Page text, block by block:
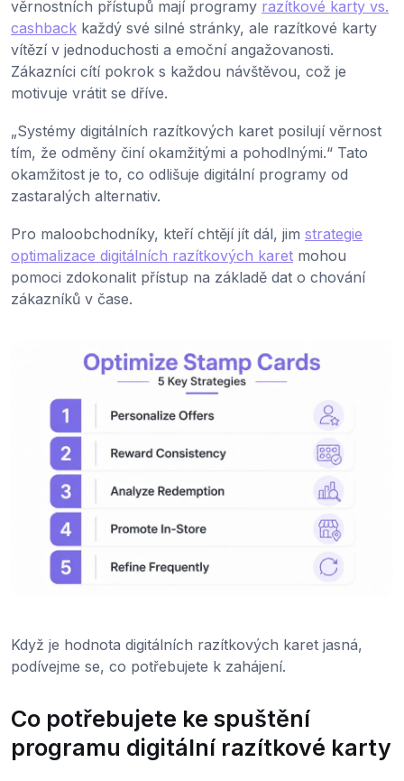
věrnostních přístupů mají programy razítkové karty vs.
cashback každý své silné stránky, ale razítkové karty
vítězí v jednoduchosti a emoční angažovanosti.
Zákazníci cítí pokrok s každou návštěvou, což je
motivuje vrátit se dříve.
„Systémy digitálních razítkových karet posilují věrnost
tím, že odměny činí okamžitými a pohodlnými.“ Tato
okamžitost je to, co odlišuje digitální programy od
zastaralých alternativ.
Pro maloobchodníky, kteří chtějí jít dál, jim strategie
optimalizace digitálních razítkových karet mohou
pomoci zdokonalit přístup na základě dat o chování
zákazníků v čase.
Když je hodnota digitálních razítkových karet jasná,
podívejme se, co potřebujete k zahájení.
Co potřebujete ke spuštění
programu digitální razítkové karty